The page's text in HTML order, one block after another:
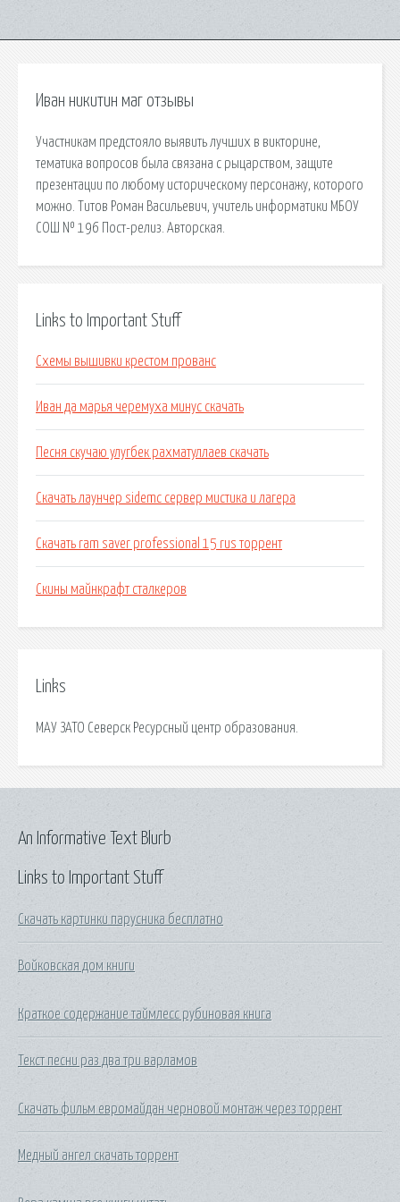
Иван никитин маг отзывы
Участникам предстояло выявить лучших в викторине,
тематика вопросов была связана с рыцарством, защите
презентации по любому историческому персонажу, которого
можно. Титов Роман Васильевич, учитель информатики МБОУ
СОШ № 196 Пост-релиз. Авторская.
Links to Important Stuff
Схемы вышивки крестом прованс
Иван да марья черемуха минус скачать
Песня скучаю улугбек рахматуллаев скачать
Скачать лаунчер sidemc сервер мистика и лагера
Скачать ram saver professional 15 rus торрент
Скины майнкрафт сталкеров
Links
МАУ ЗАТО Северск Ресурсный центр образования.
Links to Important Stuff
Скачать картинки парусника бесплатно
Войковская дом книги
Краткое содержание таймлесс рубиновая книга
Текст песни раз два три варламов
Скачать фильм евромайдан черновой монтаж через торрент
Медный ангел скачать торрент
An Informative Text Blurb